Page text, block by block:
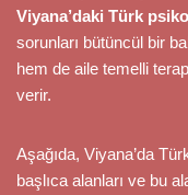
Viyana’daki Türk
sorunları bütüncül bir
hem de aile temelli
verir.
Aşağıda, Viyana’da
başlıca alanları ve bu